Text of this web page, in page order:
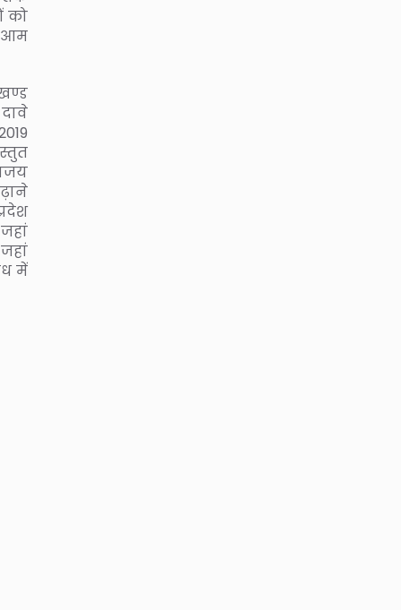
को
आम
में